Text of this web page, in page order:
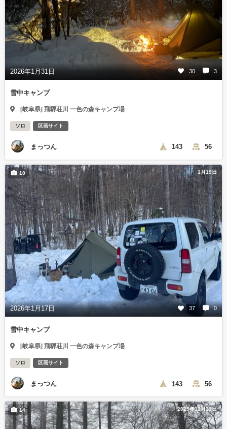
2026年1月31日 30 3
雪中キャンプ
[岐阜県] 飛騨荘川 一色の森キャンプ場
ソロ 区画サイト
まっつん 143 56
1月19日
2026年1月17日 37 0
10
雪中キャンプ
[岐阜県] 飛騨荘川 一色の森キャンプ場
ソロ 区画サイト
まっつん 143 56
2025年12月21日
14